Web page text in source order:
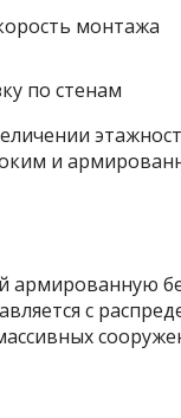
монтажа
по стенам
и
армированную
с